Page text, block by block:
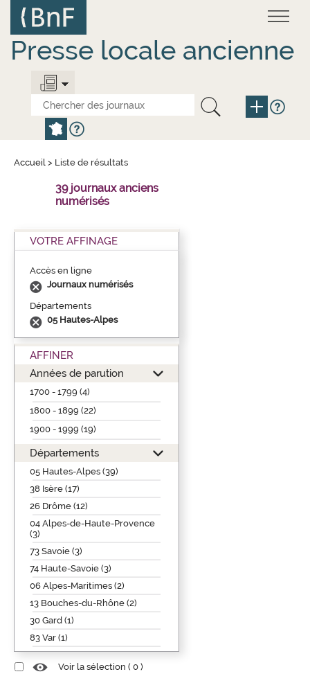
contenu
principal
Presse locale ancienne
Accueil > Liste de résultats
39 journaux anciens
numérisés
VOTRE AFFINAGE
Accès en ligne
Journaux numérisés
Départements
05 Hautes-Alpes
AFFINER
Années de parution
1700 - 1799 (4)
1800 - 1899 (22)
1900 - 1999 (19)
Départements
05 Hautes-Alpes (39)
38 Isère (17)
26 Drôme (12)
04 Alpes-de-Haute-Provence
(3)
73 Savoie (3)
74 Haute-Savoie (3)
06 Alpes-Maritimes (2)
13 Bouches-du-Rhône (2)
30 Gard (1)
83 Var (1)
Voir la sélection ( 0 )
Panneau de gestion des cookies